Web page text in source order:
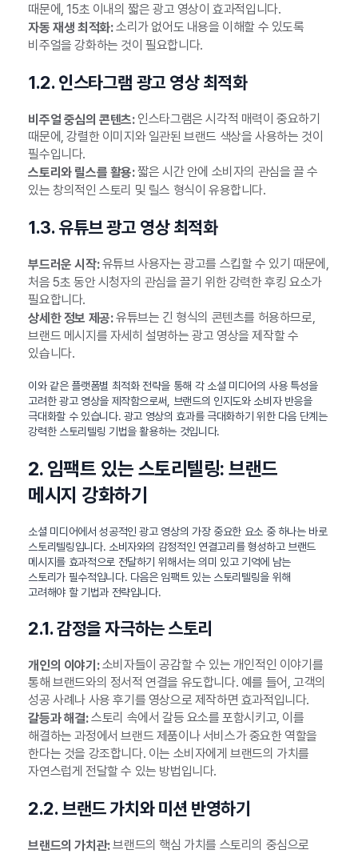
때문에, 15초 이내의 짧은 광고 영상이 효과적입니다.
자동 재생 최적화:소리가 없어도 내용을 이해할 수 있도록
비주얼을 강화하는 것이 필요합니다.
1.2. 인스타그램 광고 영상 최적화
비주얼 중심의 콘텐츠:인스타그램은 시각적 매력이 중요하기
때문에, 강렬한 이미지와 일관된 브랜드 색상을 사용하는 것이
필수입니다.
스토리와 릴스를 활용:짧은 시간 안에 소비자의 관심을 끌 수
있는 창의적인 스토리 및 릴스 형식이 유용합니다.
1.3. 유튜브 광고 영상 최적화
부드러운 시작:유튜브 사용자는 광고를 스킵할 수 있기 때문에,
처음 5초 동안 시청자의 관심을 끌기 위한 강력한 후킹 요소가
필요합니다.
상세한 정보 제공:유튜브는 긴 형식의 콘텐츠를 허용하므로,
브랜드 메시지를 자세히 설명하는 광고 영상을 제작할 수
있습니다.
이와 같은 플랫폼별 최적화 전략을 통해 각 소셜 미디어의 사용 특성을
고려한 광고 영상을 제작함으로써, 브랜드의 인지도와 소비자 반응을
극대화할 수 있습니다. 광고 영상의 효과를 극대화하기 위한 다음 단계는
강력한 스토리텔링 기법을 활용하는 것입니다.
2. 임팩트 있는 스토리텔링: 브랜드
메시지 강화하기
소셜 미디어에서 성공적인 광고 영상의 가장 중요한 요소 중 하나는 바로
스토리텔링입니다. 소비자와의 감정적인 연결고리를 형성하고 브랜드
메시지를 효과적으로 전달하기 위해서는 의미 있고 기억에 남는
스토리가 필수적입니다. 다음은 임팩트 있는 스토리텔링을 위해
고려해야 할 기법과 전략입니다.
2.1. 감정을 자극하는 스토리
개인의 이야기:소비자들이 공감할 수 있는 개인적인 이야기를
통해 브랜드와의 정서적 연결을 유도합니다. 예를 들어, 고객의
성공 사례나 사용 후기를 영상으로 제작하면 효과적입니다.
갈등과 해결:스토리 속에서 갈등 요소를 포함시키고, 이를
해결하는 과정에서 브랜드 제품이나 서비스가 중요한 역할을
한다는 것을 강조합니다. 이는 소비자에게 브랜드의 가치를
자연스럽게 전달할 수 있는 방법입니다.
2.2. 브랜드 가치와 미션 반영하기
브랜드의 가치관:브랜드의 핵심 가치를 스토리의 중심으로